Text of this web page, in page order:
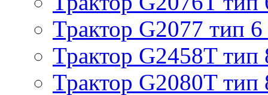
Трактор G2077 тип 6
Трактор G2458T тип
Трактор G2080T тип